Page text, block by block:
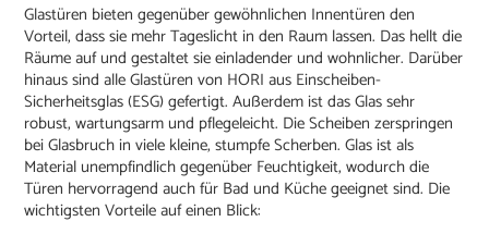
Glastüren bieten gegenüber gewöhnlichen Innentüren den
Vorteil, dass sie mehr Tageslicht in den Raum lassen. Das hellt die
Räume auf und gestaltet sie einladender und wohnlicher. Darüber
hinaus sind alle Glastüren von HORI aus Einscheiben-
Sicherheitsglas (ESG) gefertigt. Außerdem ist das Glas sehr
robust, wartungsarm und pflegeleicht. Die Scheiben zerspringen
bei Glasbruch in viele kleine, stumpfe Scherben. Glas ist als
Material unempfindlich gegenüber Feuchtigkeit, wodurch die
Türen hervorragend auch für Bad und Küche geeignet sind. Die
wichtigsten Vorteile auf einen Blick: